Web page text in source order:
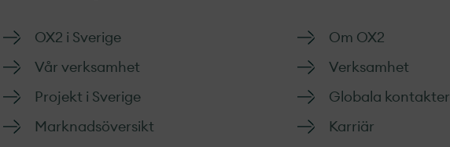
OX2 i Sverige
Vår verksamhet
Projekt­ i Sverige
Marknads­översikt
Om OX2
Verksamhet
Globala kontakter
Karriär